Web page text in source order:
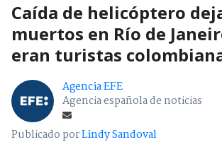
Caída de helicóptero
muertos en Río de
eran turistas
Agencia EFE
Agencia española de noticias
Publicado porLindy Sandoval